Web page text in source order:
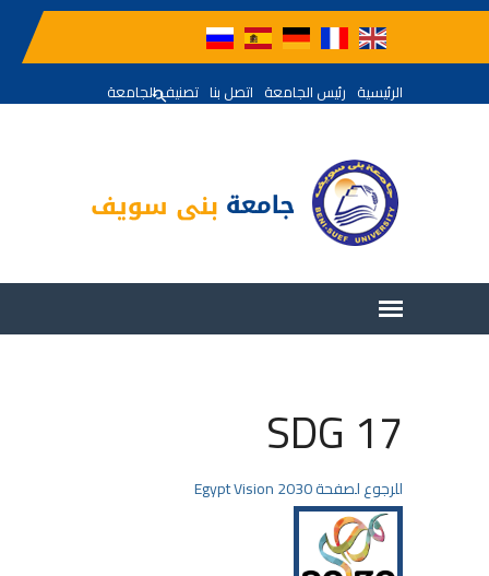
الرئيسية رئيس الجامعة اتصل بنا تصنيف الجامعة
SDG 17
للرجوع لصفحة Egypt Vision 2030